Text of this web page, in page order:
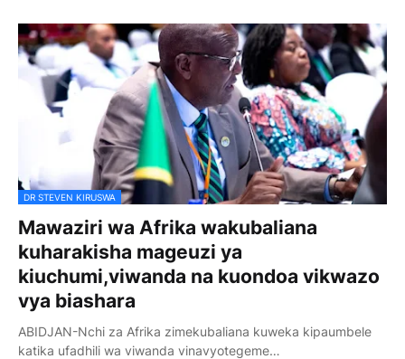
DR STEVEN KIRUSWA
Mawaziri wa Afrika wakubaliana
kuharakisha mageuzi ya
kiuchumi,viwanda na kuondoa vikwazo
vya biashara
ABIDJAN-Nchi za Afrika zimekubaliana kuweka kipaumbele
katika ufadhili wa viwanda vinavyotegeme…